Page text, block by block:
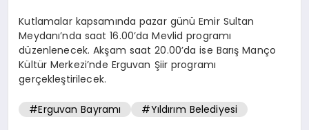
Kutlamalar kapsamında pazar günü Emir Sultan
Meydanı’nda saat 16.00’da Mevlid programı
düzenlenecek. Akşam saat 20.00’da ise Barış Manço
Kültür Merkezi’nde Erguvan Şiir programı
gerçekleştirilecek.
#Erguvan Bayramı #Yıldırım Belediyesi